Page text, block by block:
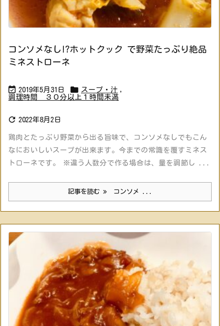
コンソメなし!?ホットクック で野菜たっぷり絶品
ミネストローネ
 2019年5月31日  スープ・汁 ,
調理時間 ３０分以上１時間未満
 2022年8月2日
鶏肉とたっぷり野菜から出る旨味で、コンソメなしでもこん
なにおいしいスープが出来ます。今までの常識を覆すミネス
トローネです。 ※違う人数分で作る場合は、量を調節し ...
記事を読む コンソメ ...